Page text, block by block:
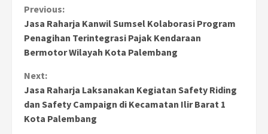
Continue
Reading
Previous:
Jasa Raharja Kanwil Sumsel Kolaborasi Program
Penagihan Terintegrasi Pajak Kendaraan
Bermotor Wilayah Kota Palembang
Next:
Jasa Raharja Laksanakan Kegiatan Safety Riding
dan Safety Campaign di Kecamatan Ilir Barat 1
Kota Palembang